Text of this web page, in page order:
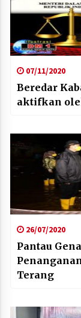
07/11/2020
Beredar
aktifkan
26/07/2020
Pantau
Terang